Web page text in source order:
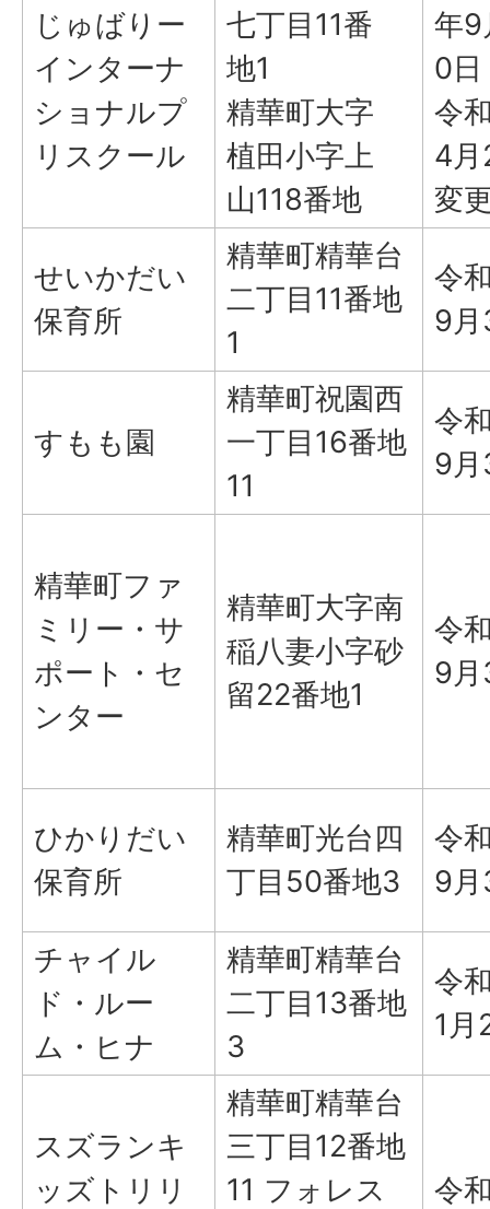
じゅばりー
インターナ
ショナルプ
リスクール
七丁目11番
地1
精華町大字
植田小字上
山118番地
年9
0日
令
4
変
せいかだい
保育所
精華町精華台
二丁目11番地
1
令
9
すもも園
精華町祝園西
一丁目16番地
11
令
9
精華町ファ
ミリー・サ
ポート・セ
ンター
精華町大字南
稲八妻小字砂
留22番地1
令
9
ひかりだい
保育所
精華町光台四
丁目50番地3
令
9
チャイル
ド・ルー
ム・ヒナ
精華町精華台
二丁目13番地
3
令
1月
スズランキ
ッズトリリ
精華町精華台
三丁目12番地
11 フォレス
令